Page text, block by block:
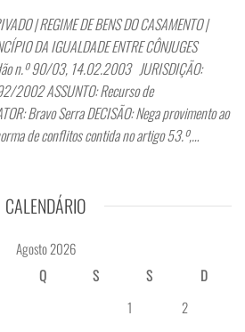
| REGIME DE BENS DO CASAMENTO |
DA IGUALDADE ENTRE CÔNJUGES
n.º 90/03, 14.02.2003 JURISDIÇÃO:
2002 ASSUNTO: Recurso de
Bravo Serra DECISÃO: Nega provimento ao
de conflitos contida no artigo 53.º,…
CALENDÁRIO
Agosto 2026
Q S S
D
1
2